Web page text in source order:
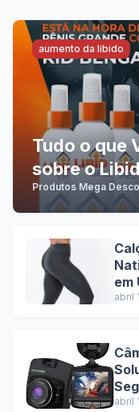
aumento da libido
Tudo o que
sobre o
Produtos Mega
em
abril
abril